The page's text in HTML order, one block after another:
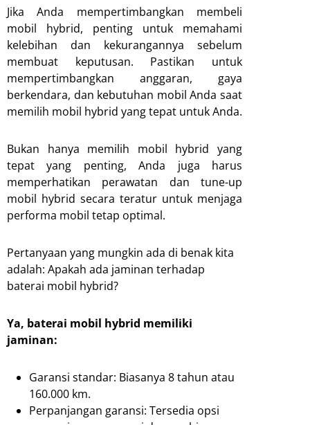
Jika Anda mempertimbangkan membeli
mobil hybrid, penting untuk memahami
kelebihan dan kekurangannya sebelum
membuat keputusan. Pastikan untuk
mempertimbangkan anggaran, gaya
berkendara, dan kebutuhan mobil Anda saat
memilih mobil hybrid yang tepat untuk Anda.
Bukan hanya memilih mobil hybrid yang
tepat yang penting, Anda juga harus
memperhatikan perawatan dan tune-up
mobil hybrid secara teratur untuk menjaga
performa mobil tetap optimal.
Pertanyaan yang mungkin ada di benak kita
adalah: Apakah ada jaminan terhadap
baterai mobil hybrid?
Ya, baterai mobil hybrid memiliki
jaminan:
Garansi standar: Biasanya 8 tahun atau
160.000 km.
Perpanjangan garansi: Tersedia opsi